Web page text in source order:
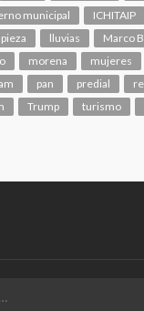
municipal ICHITAIP
lluvias
Marco
morena mujeres
pan predial
Trump turismo